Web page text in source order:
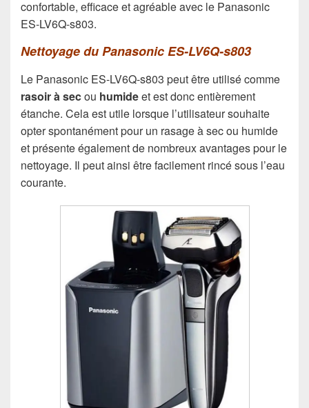
confortable, efficace et agréable avec le Panasonic
ES-LV6Q-s803.
Nettoyage du Panasonic ES-LV6Q-s803
Le Panasonic ES-LV6Q-s803 peut être utilisé comme
rasoir à secou humideet est donc entièrement
étanche. Cela est utile lorsque l’utilisateur souhaite
opter spontanément pour un rasage à sec ou humide
et présente également de nombreux avantages pour le
nettoyage. Il peut ainsi être facilement rincé sous l’eau
courante.